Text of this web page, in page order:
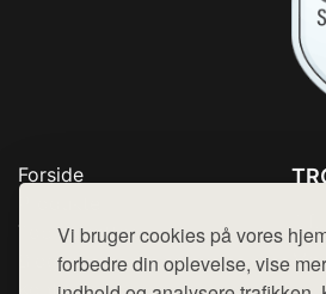
Vi bruger cookies på vores
forbedre din oplevelse, vise
Forside
Top Rabatter
Blog